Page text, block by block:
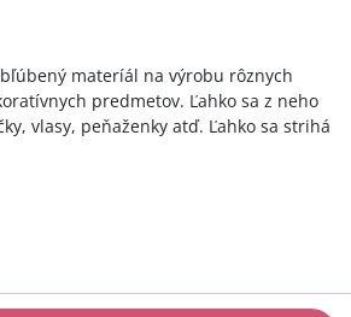
materíál na výrobu rôznych
predmetov. Ľahko sa z neho
vlasy, peňaženky atď. Ľahko sa strihá